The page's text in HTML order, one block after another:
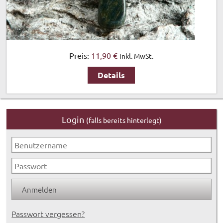
Preis: 11,90 € inkl. MwSt.
Details
Login (falls bereits hinterlegt)
Passwort vergessen?